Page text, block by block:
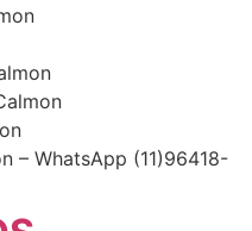
– WhatsApp (11)96418-